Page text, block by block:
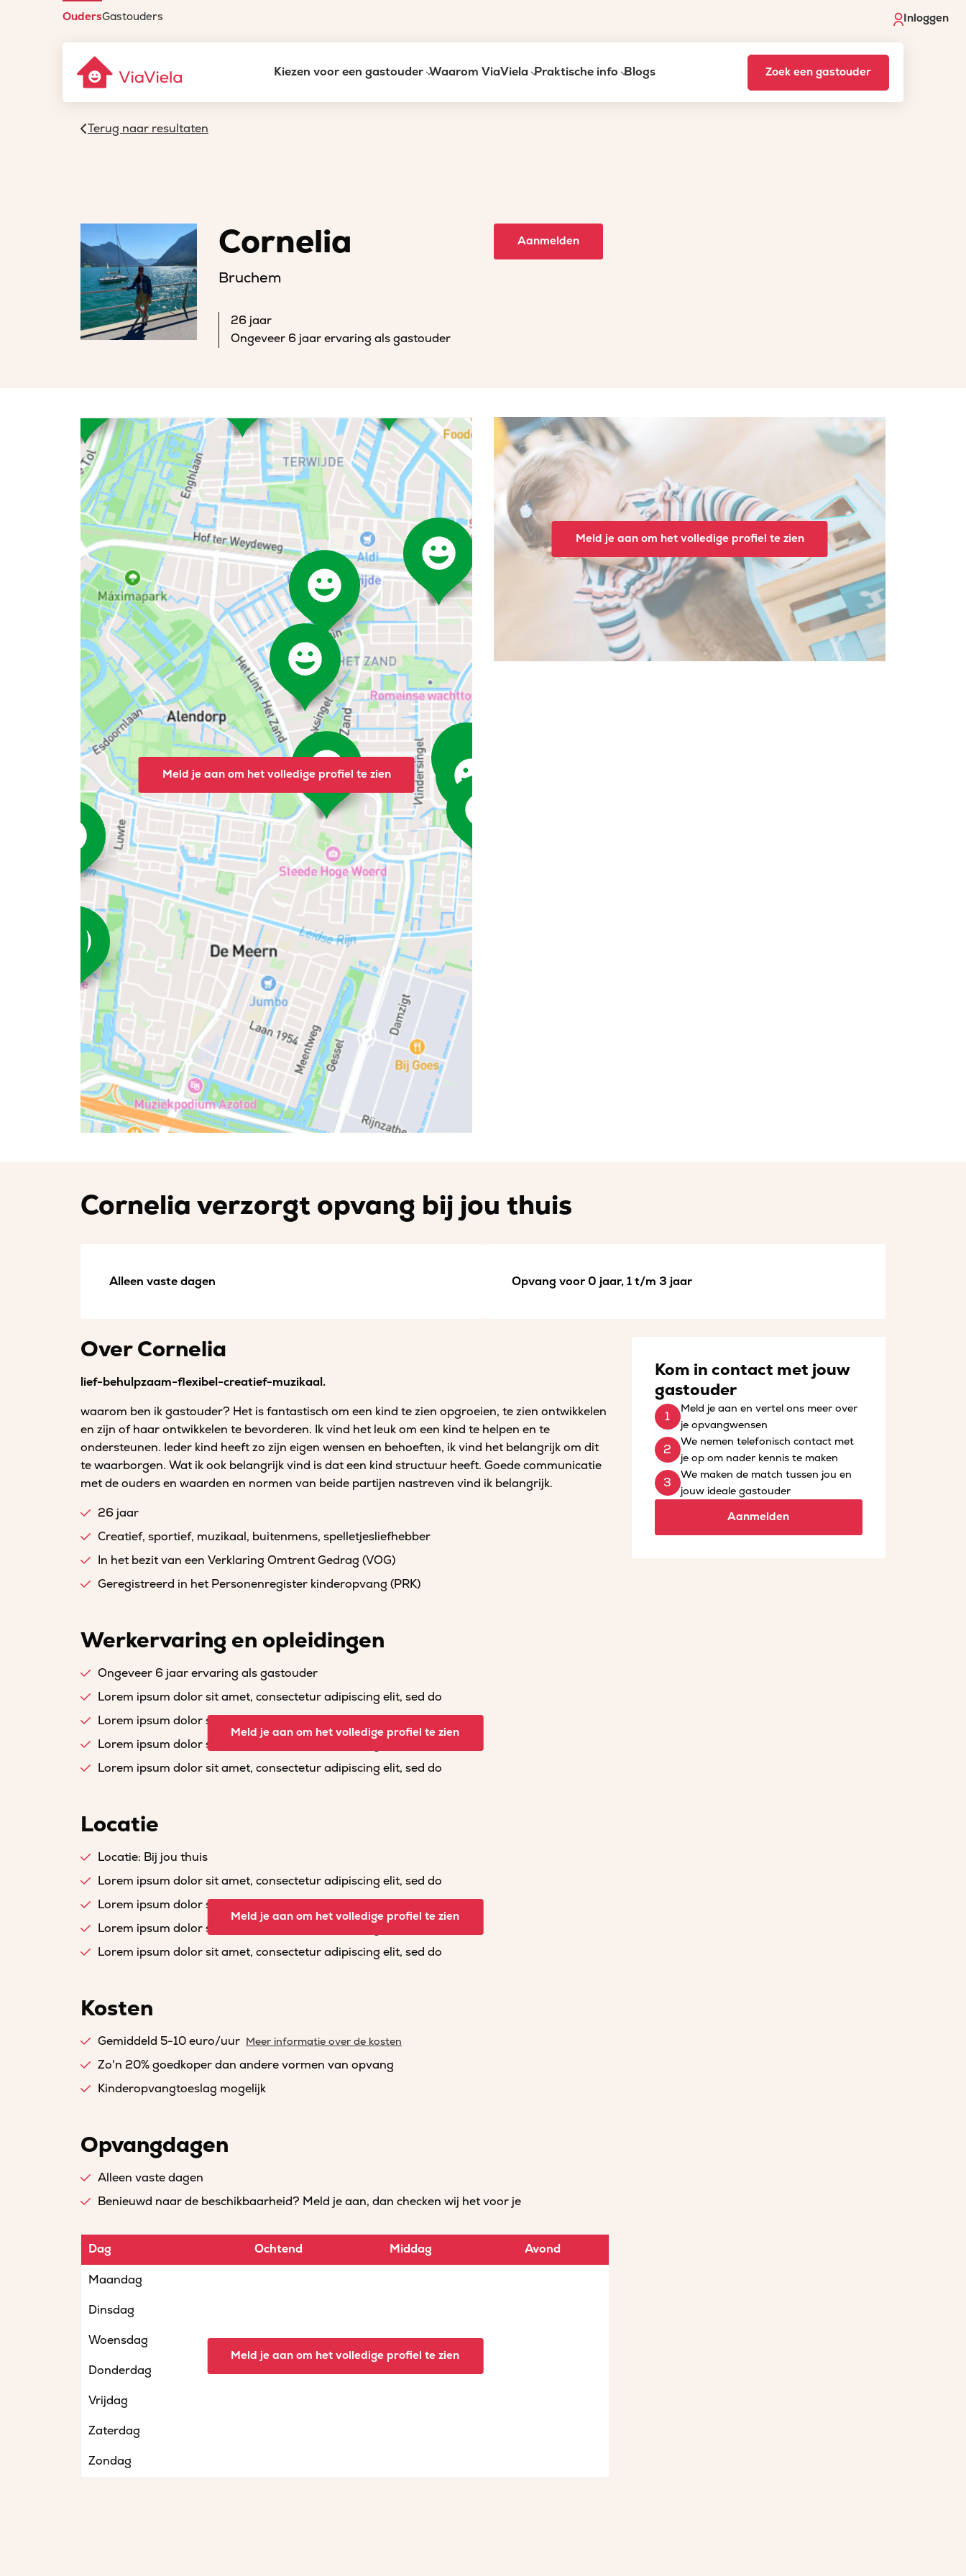
OudersGastouders Inloggen
Kiezen voor een gastouder Waarom ViaViela Praktische info Blogs Zoek een gastouder
Terug naar resultaten
Cornelia
Bruchem
26 jaar
Ongeveer 6 jaar ervaring als gastouder
Aanmelden
Meld je aan om het volledige profiel te zien
Meld je aan om het volledige profiel te zien
Cornelia verzorgt opvang bij jou thuis
Alleen vaste dagen Opvang voor 0 jaar, 1 t/m 3 jaar
Over Cornelia
lief-behulpzaam-flexibel-creatief-muzikaal.
waarom ben ik gastouder? Het is fantastisch om een kind te zien opgroeien, te zien ontwikkelen
en zijn of haar ontwikkelen te bevorderen. Ik vind het leuk om een kind te helpen en te
ondersteunen. Ieder kind heeft zo zijn eigen wensen en behoeften, ik vind het belangrijk om dit
te waarborgen. Wat ik ook belangrijk vind is dat een kind structuur heeft. Goede communicatie
met de ouders en waarden en normen van beide partijen nastreven vind ik belangrijk.
26 jaar
Creatief, sportief, muzikaal, buitenmens, spelletjesliefhebber
In het bezit van een Verklaring Omtrent Gedrag (VOG)
Geregistreerd in het Personenregister kinderopvang (PRK)
Kom in contact met jouw
gastouder
Meld je aan en vertel ons meer over
je opvangwensen
We nemen telefonisch contact met
je op om nader kennis te maken
We maken de match tussen jou en
jouw ideale gastouder
Aanmelden
Werkervaring en opleidingen
Ongeveer 6 jaar ervaring als gastouder
Lorem ipsum dolor sit amet, consectetur adipiscing elit, sed do
Lorem ipsum dolor sit amet, consectetur adipiscing elit, sed do
Lorem ipsum dolor sit amet, consectetur adipiscing elit, sed do
Lorem ipsum dolor sit amet, consectetur adipiscing elit, sed do
Meld je aan om het volledige profiel te zien
Locatie
Locatie: Bij jou thuis
Lorem ipsum dolor sit amet, consectetur adipiscing elit, sed do
Lorem ipsum dolor sit amet, consectetur adipiscing elit, sed do
Lorem ipsum dolor sit amet, consectetur adipiscing elit, sed do
Lorem ipsum dolor sit amet, consectetur adipiscing elit, sed do
Meld je aan om het volledige profiel te zien
Kosten
Gemiddeld 5-10 euro/uur Meer informatie over de kosten
Zo'n 20% goedkoper dan andere vormen van opvang
Kinderopvangtoeslag mogelijk
Opvangdagen
Alleen vaste dagen
Benieuwd naar de beschikbaarheid? Meld je aan, dan checken wij het voor je
Dag Ochtend Middag Avond
Maandag
Dinsdag
Woensdag
Donderdag
Vrijdag
Zaterdag
Zondag
Meld je aan om het volledige profiel te zien